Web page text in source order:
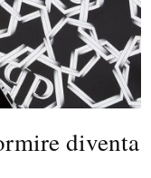
diventa